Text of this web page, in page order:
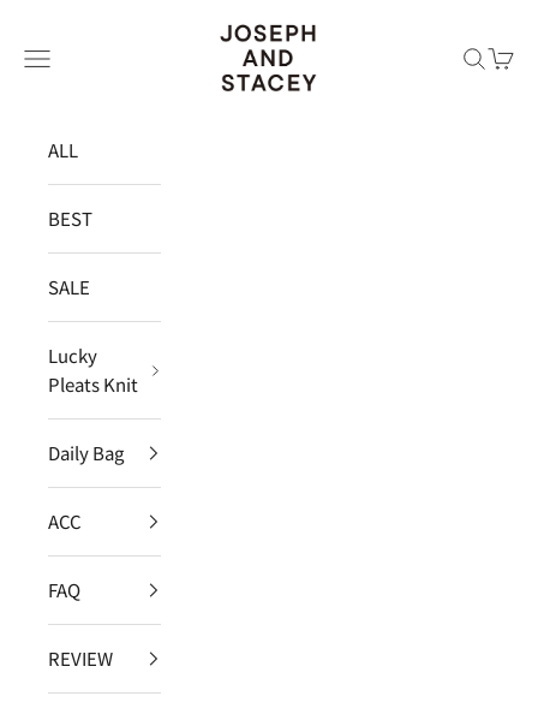
JOSEPH AND STACEY JAPAN
メニュー
検索カー
ALL
BEST
SALE
Lucky
Pleats Knit
Daily Bag
ACC
FAQ
REVIEW